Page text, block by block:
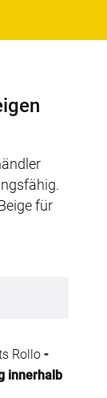
für
Rollo -
innerhalb